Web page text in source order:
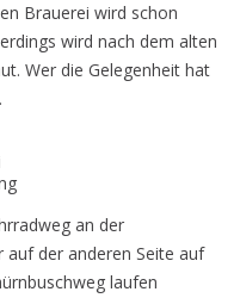
Brauerei wird schon
wird nach dem alten
Wer die Gelegenheit hat
an der
der anderen Seite auf
laufen